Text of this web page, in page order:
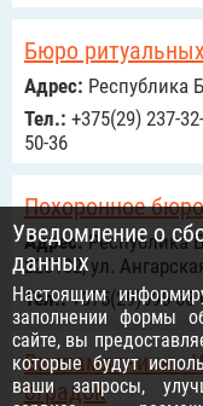
Бюро
Адрес: Республика
Тел.: +375(29) 237-
50-36
Похоронное
Адрес:Республика
220102, ул.
Тел.:+375(29)696-68-
Виппамятники -
оградок
Уведомление о
данных
Настоящим
заполнении формы
сайте, вы
которые будут
ваши запросы,